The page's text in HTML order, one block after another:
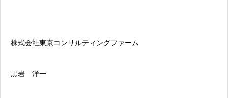
株式会社東京コンサルティングファーム
黒岩 洋一